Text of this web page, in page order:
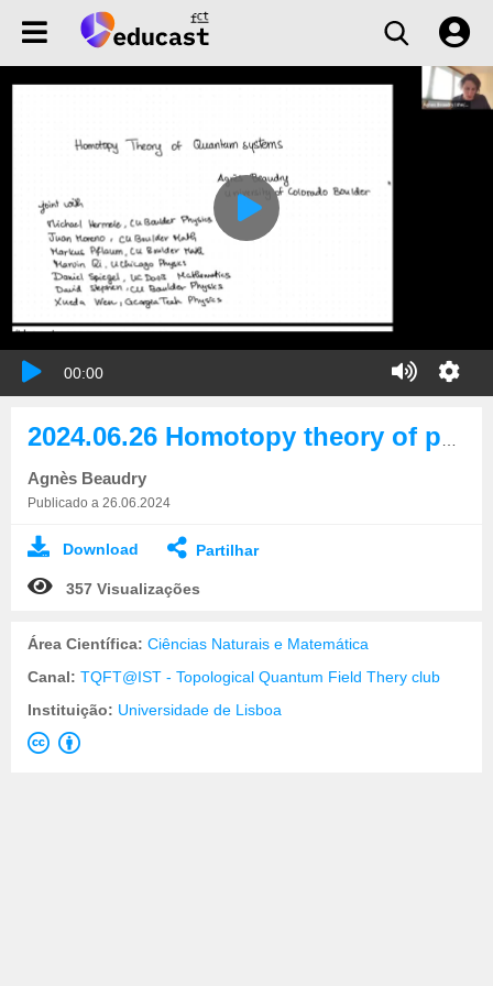
00:00
Agnès Beaudry
Publicado a 26.06.2024
Download Partilhar
357 Visualizações
Área Científica: Ciências Naturais e Matemática
Canal: TQFT@IST - Topological Quantum Field Thery club
Instituição: Universidade de Lisboa